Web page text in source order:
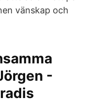
vänskap och
-